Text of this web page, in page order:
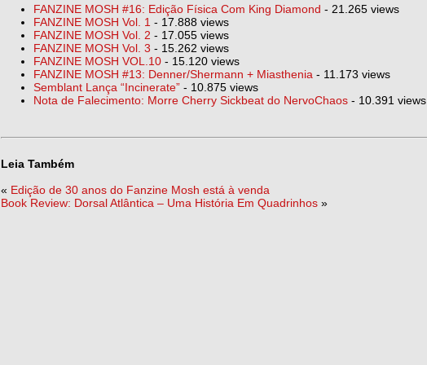
FANZINE MOSH #16: Edição Física Com King Diamond - 21.265 views
FANZINE MOSH Vol. 1 - 17.888 views
FANZINE MOSH Vol. 2 - 17.055 views
FANZINE MOSH Vol. 3 - 15.262 views
FANZINE MOSH VOL.10 - 15.120 views
FANZINE MOSH #13: Denner/Shermann + Miasthenia - 11.173 views
Semblant Lança “Incinerate” - 10.875 views
Nota de Falecimento: Morre Cherry Sickbeat do NervoChaos - 10.391 views
Leia Também
« Edição de 30 anos do Fanzine Mosh está à venda
Book Review: Dorsal Atlântica – Uma História Em Quadrinhos »